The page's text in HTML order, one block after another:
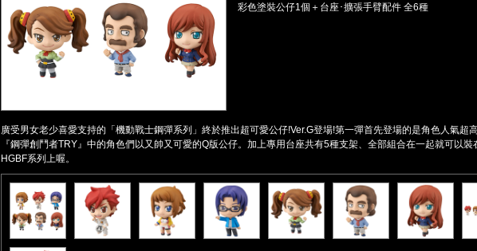
彩色塗裝公仔1個＋台座･擴張手臂配件 全6種
廣受男女老少喜愛支持的「機動戰士鋼彈系列」終於推出超可愛公仔!Ver.G登場!第一彈首先登場的是角色人氣超
『鋼彈創鬥者TRY』中的角色們以又帥又可愛的Q版公仔。加上專用台座共有5種支架、全部組合在一起就可以裝
HGBF系列上喔。